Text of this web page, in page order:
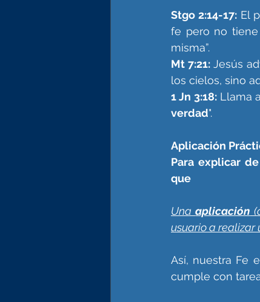
Stgo 2:14-17: El
fe pero no tiene
misma”.
Mt 7:21: Jesús
los cielos, sino
1 Jn 3:18: Llama
verdad".
Aplicación
Para explicar
que
Una aplicación
usuario a realizar
Así, nuestra Fe
cumple con